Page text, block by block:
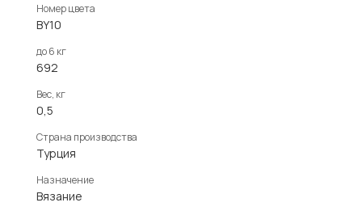
Номер цвета
BY10
до 6 кг
692
Вес, кг
0,5
Страна производства
Турция
Назначение
Вязание